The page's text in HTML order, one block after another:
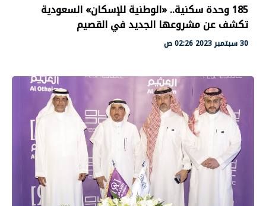
185 وحدة سكنية.. «الوطنية للإسكان» السعودية
تكشف عن مشروعها الجديد في القصيم
30 سبتمبر 2023 02:26 ص